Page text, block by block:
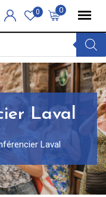
0
0
Laval
Laval